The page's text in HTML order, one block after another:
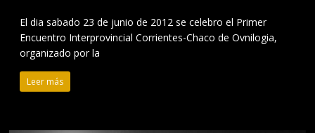
El dia sabado 23 de junio de 2012 se celebro el Primer
Encuentro Interprovincial Corrientes-Chaco de Ovnilogia,
organizado por la
Leer más